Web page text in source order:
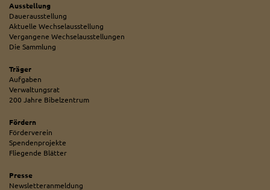
Ausstellung
Dauerausstellung
Aktuelle Wechselausstellung
Vergangene Wechselausstellungen
Die Sammlung
Träger
Aufgaben
Verwaltungsrat
200 Jahre Bibelzentrum
Fördern
Förderverein
Spendenprojekte
Fliegende Blätter
Presse
Newsletteranmeldung